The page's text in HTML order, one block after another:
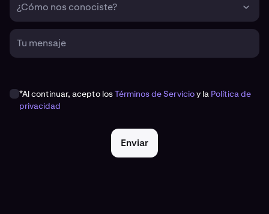
¿Cómo nos conociste?
Tu mensaje
*Al continuar, acepto losTérminos de Servicioy la Política de
privacidad
Enviar